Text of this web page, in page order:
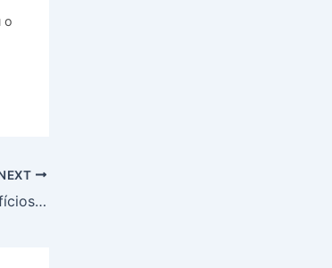
o
O Que é Whey Protein Benefícios e Como Usar Este Suplemento